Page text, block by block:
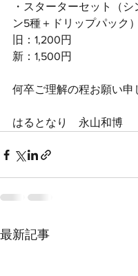
・スターターセット（
ン5種＋ドリップパック）
旧：1,200円
新：1,500円
何卒ご理解の程お願い申
はるとなり　永山和博
最新記事